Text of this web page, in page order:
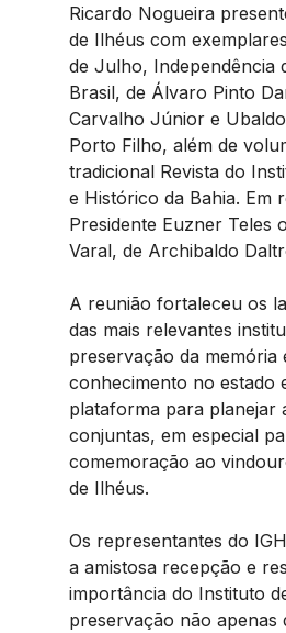
Ricardo Nogueira
de Ilhéus com
de Julho, Independência
Brasil, de Álvaro Pinto
Carvalho Júnior e
Porto Filho, além de
tradicional Revista do
e Histórico da Bahia. Em
Presidente Euzner Teles
Varal, de Archibaldo
A reunião fortaleceu os
das mais relevantes
preservação da memória
conhecimento no estado
plataforma para planejar
conjuntas, em especial
comemoração ao
de Ilhéus.
Os representantes do
a amistosa recepção e
importância do Instituto
preservação não apenas